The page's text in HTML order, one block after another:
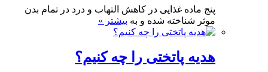
پنج ماده غذایی در کاهش التهاب و درد در تمام بدن
موثر شناخته شده و به بیشتر »
هدیه پاتختی را چه کنیم؟